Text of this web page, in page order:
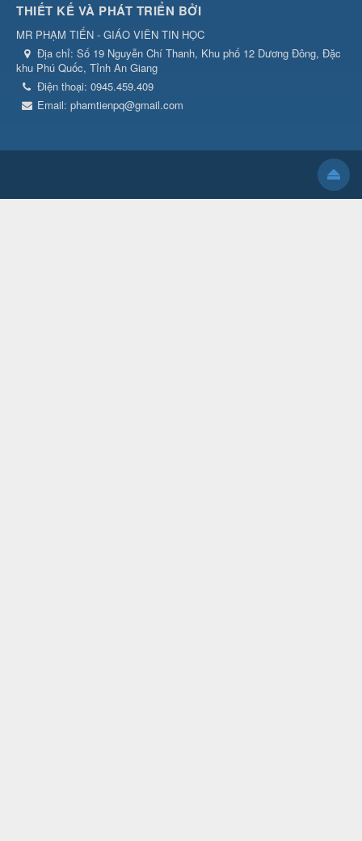
THIẾT KẾ VÀ PHÁT TRIỂN BỞI
MR PHẠM TIẾN - GIÁO VIÊN TIN HỌC
Địa chỉ: Số 19 Nguyễn Chí Thanh, Khu phố 12 Dương Đông, Đặc
khu Phú Quốc, Tỉnh An Giang
Điện thoại: 0945.459.409
Email: phamtienpq@gmail.com